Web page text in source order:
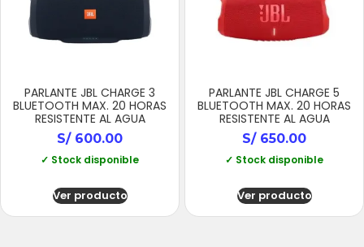
PARLANTE JBL CHARGE 3
BLUETOOTH MAX. 20 HORAS
RESISTENTE AL AGUA
S/600.00
✓ Stock disponible
Ver producto
PARLANTE JBL CHARGE 5
BLUETOOTH MAX. 20 HORAS
RESISTENTE AL AGUA
S/650.00
✓ Stock disponible
Ver producto